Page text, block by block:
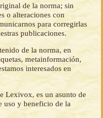
de la norma; sin
o alteraciones con
para corregirlas
publicaciones.
de la norma, en
metainformación,
interesados en
Lexivox, es un asunto de
uso y beneficio de la